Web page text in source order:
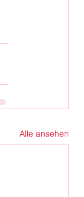
Alle ansehen